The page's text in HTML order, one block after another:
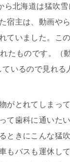
ら北海道は猛吹
宿主は、動画や
ていました。こ
たものです。（
いるので見れる
がとれてしまっ
て歯科に通いた
ときにこんな猛
もバスも運休し